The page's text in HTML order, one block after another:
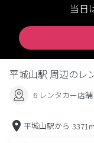
当日
平城山駅 周辺のレ
6 レンタカー店舗
平城山駅から 3371m